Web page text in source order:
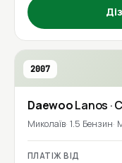
2007
DaewooLanos ·
Миколаїв 1.5 Бензин
ПЛАТІЖ ВІД